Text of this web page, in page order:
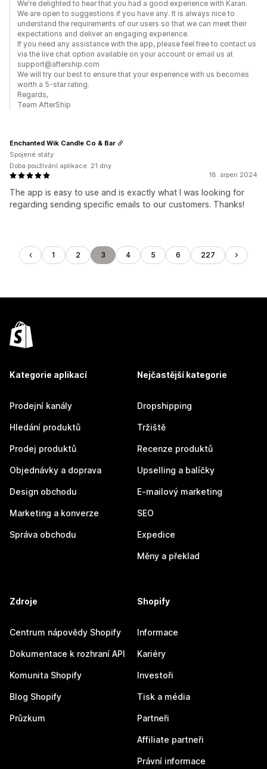
We're delighted to hear that you had a good experience with Karan.
We are open to suggestions if you have any. It is always nice to
understand the requirements of our users so that we can meet their
expectations and deliver an engaging experience.
If you need any assistance with the app, please feel free to contact us
via the live chat option available on your account or email us at
support@aftership.com
We will try our best to ensure that your experience with us becomes
worth a 5-star rating.
Regards,
Team AfterShip
18. srpen 2024
The app is easy to use and is exactly what I was looking for
regarding sending specific emails to our customers. Thanks!
Enchanted Wik Candle Co & Bar
Spojené státy
Doba používání aplikace: 21 dny
1 2 3 4 5 6 227
Kategorie aplikací
Prodejní kanály
Hledání produktů
Prodej produktů
Objednávky a doprava
Design obchodu
Marketing a konverze
Správa obchodu
Nejčastější kategorie
Dropshipping
Tržiště
Recenze produktů
Upselling a balíčky
E-mailový marketing
SEO
Expedice
Měny a překlad
Zdroje
Centrum nápovědy Shopify
Dokumentace k rozhraní API
Komunita Shopify
Blog Shopify
Průzkum
Shopify
Informace
Kariéry
Investoři
Tisk a média
Partneři
Affiliate partneři
Právní informace